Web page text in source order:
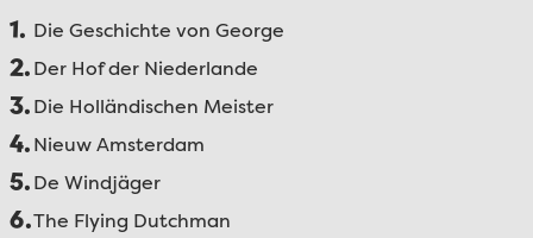
1. Die Geschichte von George
2. Der Hof der Niederlande
3. Die Holländischen Meister
4. Nieuw Amsterdam
5. De Windjäger
6.The Flying Dutchman